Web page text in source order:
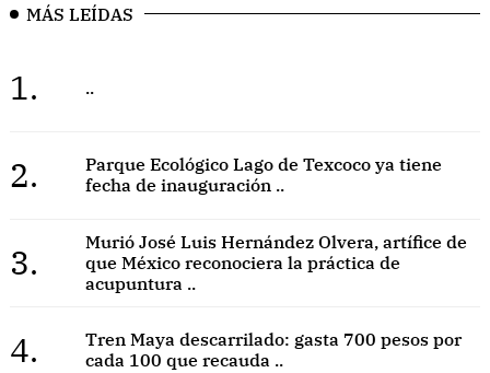
MÁS LEÍDAS
1. ..
2.
Parque Ecológico Lago de Texcoco ya tiene
fecha de inauguración ..
3.
Murió José Luis Hernández Olvera, artífice de
que México reconociera la práctica de
acupuntura ..
4.
Tren Maya descarrilado: gasta 700 pesos por
cada 100 que recauda ..